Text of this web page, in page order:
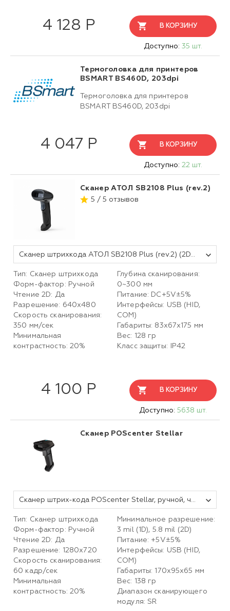
4 128 Р В КОРЗИНУ
Доступно: 35 шт.
Термоголовка для принтеров
BSMART BS460D, 203dpi
Термоголовка для принтеров
BSMART BS460D, 203dpi
4 047 Р В КОРЗИНУ
Доступно: 22 шт.
Сканер АТОЛ SB2108 Plus (rev.2)
5 / 5 отзывов
Сканер штрихкода АТОЛ SB2108 Plus (rev.2) (2D, серый, USB, без подставки, упаковка 1 шт.)
Тип: Сканер штрихкода
Форм-фактор: Ручной
Чтение 2D: Да
Разрешение: 640х480
Скорость сканирования:
350 мм/сек
Минимальная
контрастность: 20%
Глубина сканирования:
0~300 мм
Питание: DC+5V±5%
Интерфейсы: USB (HID,
COM)
Габариты: 83х67х175 мм
Вес: 128 гр
Класс защиты: IP42
4 100 Р В КОРЗИНУ
Доступно: 5638 шт.
Сканер POScenter Stellar
Сканер штрих-кода POScenter Stellar, ручной, черный, USB, кабель 2.0 м
Тип: Сканер штрихкода
Форм-фактор: Ручной
Чтение 2D: Да
Разрешение: 1280x720
Скорость сканирования:
60 кадр/сек
Минимальная
контрастность: 20%
Минимальное разрешение:
3 mil (1D), 5.8 mil (2D)
Питание: +5V±5%
Интерфейсы: USB (HID,
COM)
Габариты: 170х95х65 мм
Вес: 138 гр
Диапазон сканирующего
модуля: SR